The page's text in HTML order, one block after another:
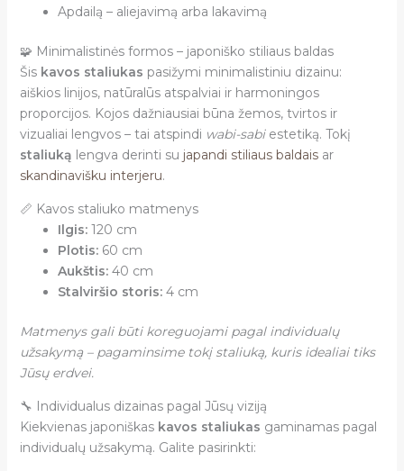
Apdailą – aliejavimą arba lakavimą
🧩 Minimalistinės formos – japoniško stiliaus baldas
Šis kavos staliukas pasižymi minimalistiniu dizainu:
aiškios linijos, natūralūs atspalviai ir harmoningos
proporcijos. Kojos dažniausiai būna žemos, tvirtos ir
vizualiai lengvos – tai atspindi wabi-sabiestetiką. Tokį
staliuką lengva derinti su japandi stiliaus baldaisar
skandinavišku interjeru.
📏 Kavos staliuko matmenys
Ilgis:120 cm
Plotis:60 cm
Aukštis:40 cm
Stalviršio storis:4 cm
Matmenys gali būti koreguojami pagal individualų
užsakymą – pagaminsime tokį staliuką, kuris idealiai tiks
Jūsų erdvei.
🔧 Individualus dizainas pagal Jūsų viziją
Kiekvienas japoniškas kavos staliukas gaminamas pagal
individualų užsakymą. Galite pasirinkti: